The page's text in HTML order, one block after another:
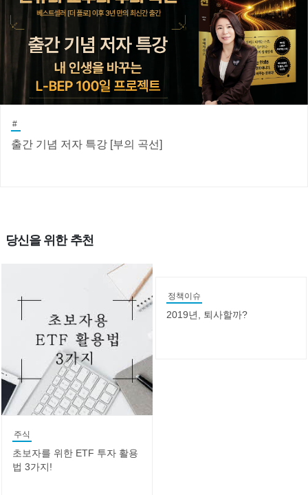
#
출간 기념 저자 특강 [부의 곡선]
당신을 위한 추천
주식
초보자를 위한 ETF 투자 활용
법 3가지!
정책이슈
2019년, 퇴사할까?